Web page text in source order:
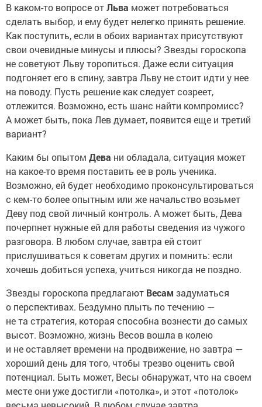
В каком-то вопросе отЛьва может потребоваться
сделать выбор, и ему будет нелегко принять решение.
Как поступить, если в обоих вариантах присутствуют
свои очевидные минусы и плюсы? Звезды гороскопа
не советуют Льву торопиться. Даже если ситуация
подгоняет его в спину, завтра Льву не стоит идти у нее
на поводу. Пусть решение как следует созреет,
отлежится. Возможно, есть шанс найти компромисс?
А может быть, пока Лев думает, появится еще и третий
вариант?
Каким бы опытом Дева ни обладала, ситуация может
на какое-то время поставить ее в роль ученика.
Возможно, ей будет необходимо проконсультироваться
с кем-то более опытным или же начальство возьмет
Деву под свой личный контроль. А может быть, Дева
почерпнет нужные ей для работы сведения из чужого
разговора. В любом случае, завтра ей стоит
прислушиваться к советам других и помнить: если
хочешь добиться успеха, учиться никогда не поздно.
Звезды гороскопа предлагают Весам задуматься
о перспективах. Бездумно плыть по течению —
не та стратегия, которая способна вознести до самых
высот. Возможно, жизнь Весов вошла в колею
и не оставляет времени на продвижение, но завтра —
хороший день для того, чтобы трезво оценить свой
потенциал. Быть может, Весы обнаружат, что на своем
месте они уже достигли «потолка», и этот «потолок»